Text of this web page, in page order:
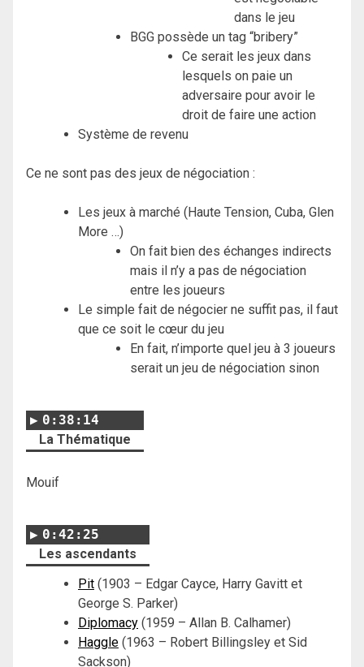
dans le jeu
BGG possède un tag “bribery”
Ce serait les jeux dans
lesquels on paie un
adversaire pour avoir le
droit de faire une action
Système de revenu
Ce ne sont pas des jeux de négociation :
Les jeux à marché (Haute Tension, Cuba, Glen
More …)
On fait bien des échanges indirects
mais il n’y a pas de négociation
entre les joueurs
Le simple fait de négocier ne suffit pas, il faut
que ce soit le cœur du jeu
En fait, n’importe quel jeu à 3 joueurs
serait un jeu de négociation sinon
0:38:14
La Thématique
Mouif
0:42:25
Les ascendants
Pit (1903 – Edgar Cayce, Harry Gavitt et
George S. Parker)
Diplomacy (1959 – Allan B. Calhamer)
Haggle (1963 – Robert Billingsley et Sid
Sackson)